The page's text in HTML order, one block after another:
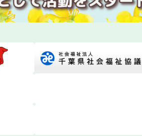
任介護支援専門員更新研修第１期の
専門員協会からのお知らせ
援専門員研究協議会からのお知らせ